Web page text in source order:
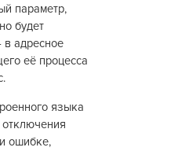
параметр,
будет
в адресное
её процесса
языка
ошибке,